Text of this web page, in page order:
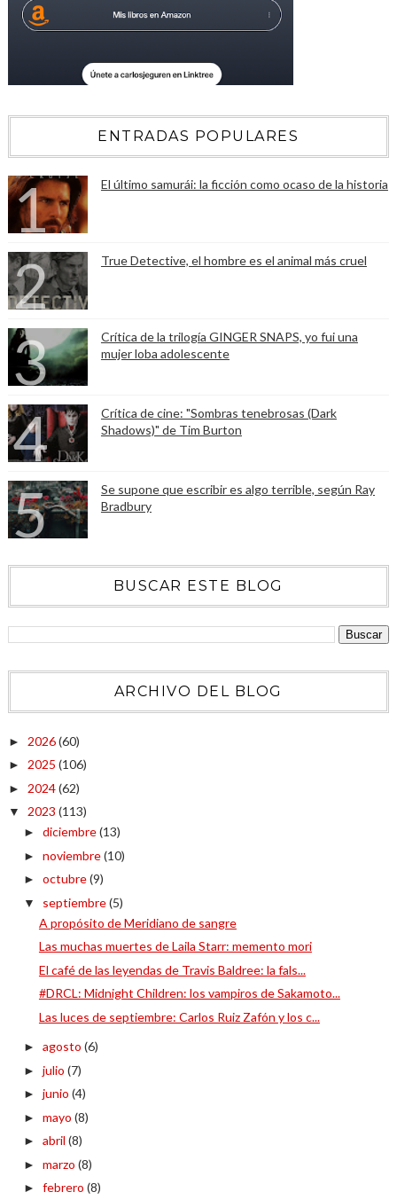
ENTRADAS POPULARES
El último samurái: la ficción como ocaso de la historia
True Detective, el hombre es el animal más cruel
Crítica de la trilogía GINGER SNAPS, yo fui una
mujer loba adolescente
Crítica de cine: "Sombras tenebrosas (Dark
Shadows)" de Tim Burton
Se supone que escribir es algo terrible, según Ray
Bradbury
BUSCAR ESTE BLOG
ARCHIVO DEL BLOG
► 2026(60)
► 2025 (106)
► 2024(62)
▼ 2023 (113)
► diciembre(13)
► noviembre(10)
► octubre(9)
▼ septiembre(5)
A propósito de Meridiano de sangre
Las muchas muertes de Laila Starr: memento mori
El café de las leyendas de Travis Baldree: la fals...
#DRCL: Midnight Children: los vampiros de Sakamoto...
Las luces de septiembre: Carlos Ruiz Zafón y los c...
► agosto (6)
► julio (7)
► junio (4)
► mayo (8)
► abril (8)
► marzo (8)
► febrero (8)